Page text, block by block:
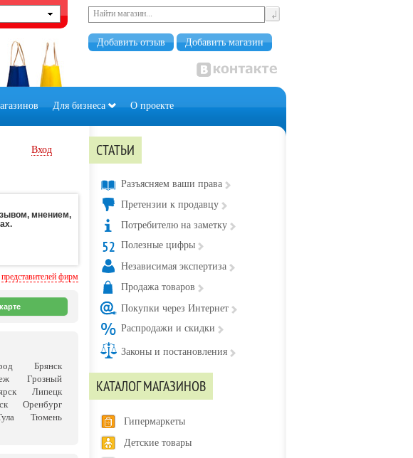
Добавить отзыв Добавить магазин
Для бизнеса О проекте
Вход
мнением,
фирм
Брянск
Грозный
Липецк
Оренбург
Тюмень
СТАТЬИ
Разъясняем ваши права
Претензии к продавцу
Потребителю на заметку
Полезные цифры
Независимая экспертиза
Продажа товаров
Покупки через Интернет
Распродажи и скидки
Законы и постановления
КАТАЛОГ МАГАЗИНОВ
Гипермаркеты
Детские товары